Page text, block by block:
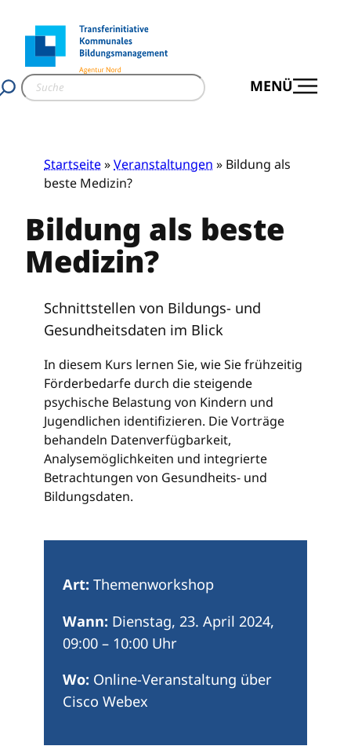
Inhalt
springen
S
u
MENÜ
Startseite»Veranstaltungen » Bildung als
beste Medizin?
Bildung als beste
Medizin?
Schnittstellen von Bildungs- und
Gesundheitsdaten im Blick
In diesem Kurs lernen Sie, wie Sie frühzeitig
Förderbedarfe durch die steigende
psychische Belastung von Kindern und
Jugendlichen identifizieren. Die Vorträge
behandeln Datenverfügbarkeit,
Analysemöglichkeiten und integrierte
Betrachtungen von Gesundheits- und
Bildungsdaten.
Art: Themenworkshop
Wann: Dienstag, 23. April 2024,
09:00 – 10:00 Uhr
Wo: Online-Veranstaltung über
Cisco Webex